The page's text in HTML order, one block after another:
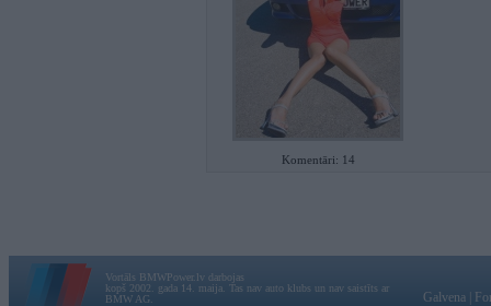
Komentāri: 14
Vortāls BMWPower.lv darbojas
kopš 2002. gada 14. maija. Tas nav auto klubs un nav saistīts ar
BMW AG.
Galvena